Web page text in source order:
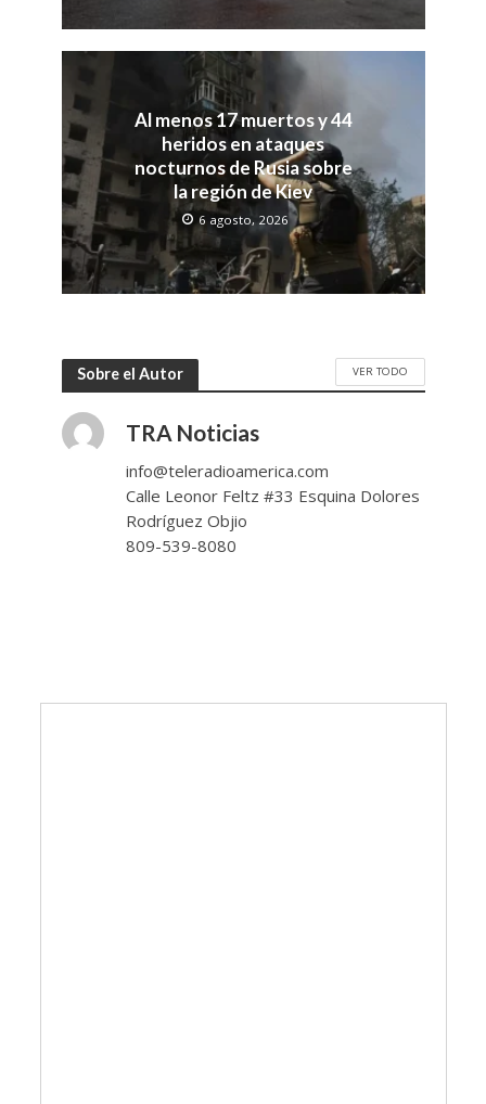
Al menos 17 muertos y 44
heridos en ataques
nocturnos de Rusia sobre
la región de Kiev
6 agosto, 2026
Sobre el Autor VER TODO
TRA Noticias
info@teleradioamerica.com
Calle Leonor Feltz #33 Esquina Dolores
Rodríguez Objio
809-539-8080